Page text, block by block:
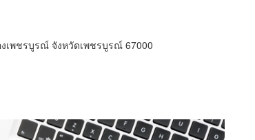
เพชรบูรณ์ จังหวัดเพชรบูรณ์ 67000